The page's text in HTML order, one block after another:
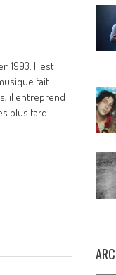
1993. Il est
fait
il entreprend
plus tard.